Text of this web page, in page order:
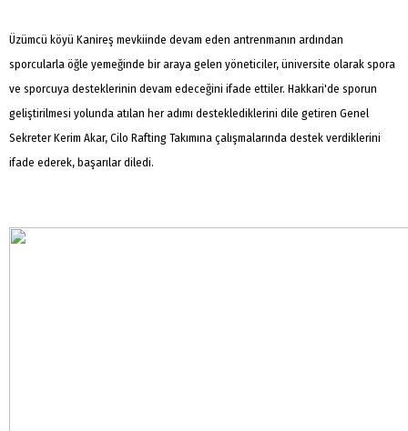
Üzümcü köyü Kanireş mevkiinde devam eden antrenmanın ardından
sporcularla öğle yemeğinde bir araya gelen yöneticiler, üniversite olarak spora
ve sporcuya desteklerinin devam edeceğini ifade ettiler. Hakkari'de sporun
geliştirilmesi yolunda atılan her adımı desteklediklerini dile getiren Genel
Sekreter Kerim Akar, Cilo Rafting Takımına çalışmalarında destek verdiklerini
ifade ederek, başarılar diledi.